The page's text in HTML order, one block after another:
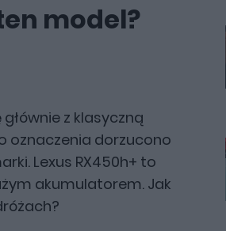
model?
z klasyczną
oznaczenia dorzucono
Lexus RX450h+ to
akumulatorem. Jak